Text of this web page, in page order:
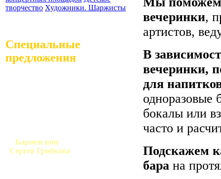
творчество Художники. Шаржисты
Специальные
предложения
Бармен-шоу
Сергея Грибкова
вечеринки,
артистов,
В
вечеринки,
для
одноразовые
бокалы или
часто и
Подскажем
бара на